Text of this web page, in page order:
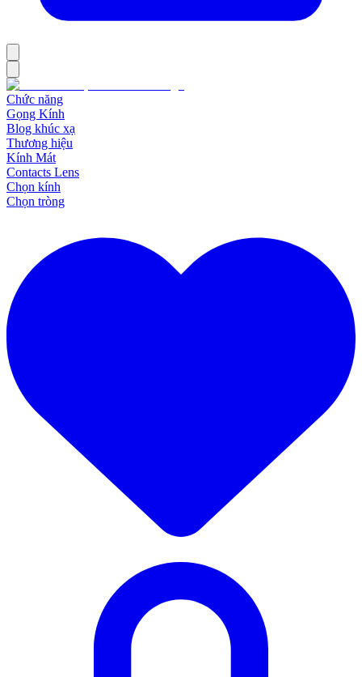
Chức năng
Gọng Kính
Blog khúc xạ
Thương hiệu
Kính Mát
Contacts Lens
Chọn kính
Chọn tròng